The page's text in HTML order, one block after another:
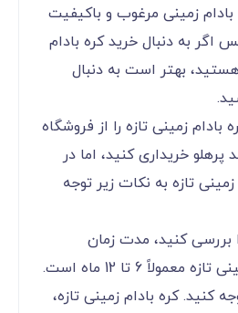
زمینی مرغوب و باکیفیت
اگر به دنبال خرید کره بادام
بهتر است به دنبال
زمینی تازه را از فروشگاه
پرهلو خریداری کنید، اما در
تازه به نکات زیر توجه
بررسی کنید، مدت زمان
6 تا 12 ماه است.
کنید. کره بادام زمینی تازه،